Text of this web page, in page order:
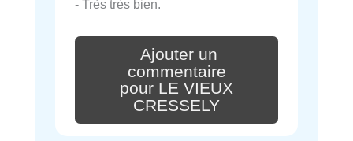
- Très très bien.
Ajouter un
commentaire
pour LE VIEUX
CRESSELY